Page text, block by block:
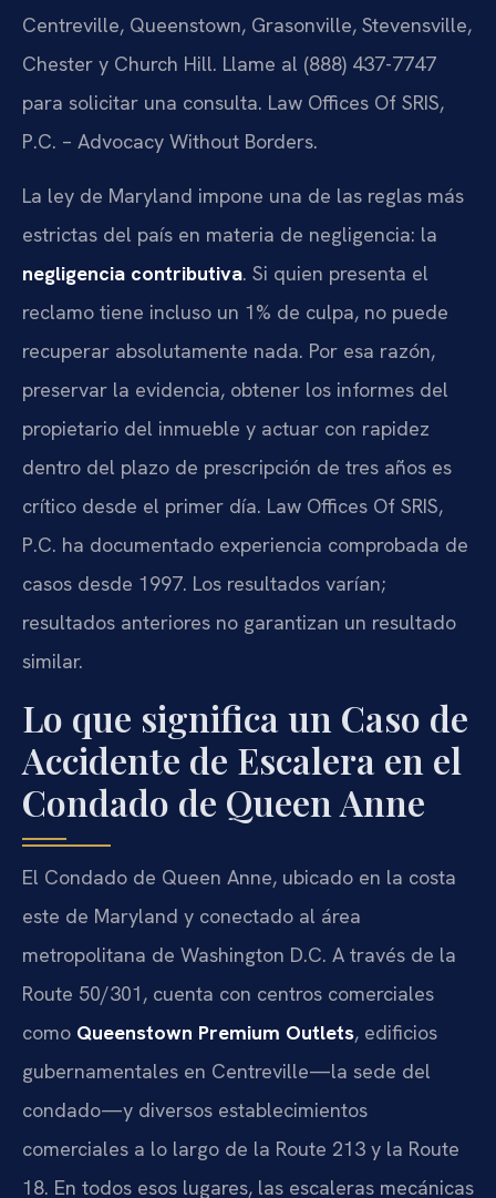
Centreville, Queenstown, Grasonville, Stevensville,
Chester y Church Hill. Llame al (888) 437-7747
para solicitar una consulta. Law Offices Of SRIS,
P.C. – Advocacy Without Borders.
La ley de Maryland impone una de las reglas más
estrictas del país en materia de negligencia: la
negligencia contributiva. Si quien presenta el
reclamo tiene incluso un 1% de culpa, no puede
recuperar absolutamente nada. Por esa razón,
preservar la evidencia, obtener los informes del
propietario del inmueble y actuar con rapidez
dentro del plazo de prescripción de tres años es
crítico desde el primer día. Law Offices Of SRIS,
P.C. ha documentado experiencia comprobada de
casos desde 1997. Los resultados varían;
resultados anteriores no garantizan un resultado
similar.
Lo que significa un Caso de
Accidente de Escalera en el
Condado de Queen Anne
El Condado de Queen Anne, ubicado en la costa
este de Maryland y conectado al área
metropolitana de Washington D.C. A través de la
Route 50/301, cuenta con centros comerciales
como Queenstown Premium Outlets, edificios
gubernamentales en Centreville—la sede del
condado—y diversos establecimientos
comerciales a lo largo de la Route 213 y la Route
18. En todos esos lugares, las escaleras mecánicas